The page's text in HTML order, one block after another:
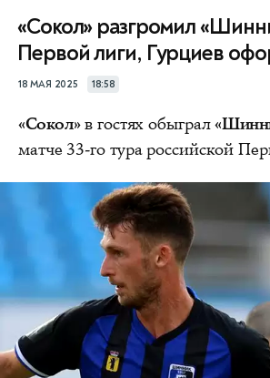
«Сокол» разгромил
Первой лиги, Гурциев
18 МАЯ 2025 18:58
«Сокол»в гостях обыграл
матче 33-го тура российской